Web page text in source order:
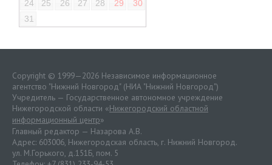
24
25 26 27 28 29
30
31
Copyright © 1999—2026 Независимое информационное
агентство "Нижний Новгород" (НИА "Нижний Новгород")
Учредитель — Государственное автономное учреждение
Нижегородской области «Нижегородский областной
информационный центр»
Главный редактор — Назарова А.В.
Адрес: 603006, Нижегородская область, г. Нижний Новгород.
ул. М.Горького, д.151Б, пом. 5